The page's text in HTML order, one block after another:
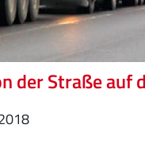
der Straße auf